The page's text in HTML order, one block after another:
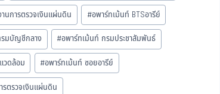
นการตรวจเงินแผ่นดิน #อพาร์ทเม้นท์ BTSอารีย์
มบัญชีกลาง #อพาร์ทเม้นท์ กรมประชาสัมพันธ์
วดล้อม #อพาร์ทเม้นท์ ซอยอารีย์
ตรวจเงินแผ่นดิน